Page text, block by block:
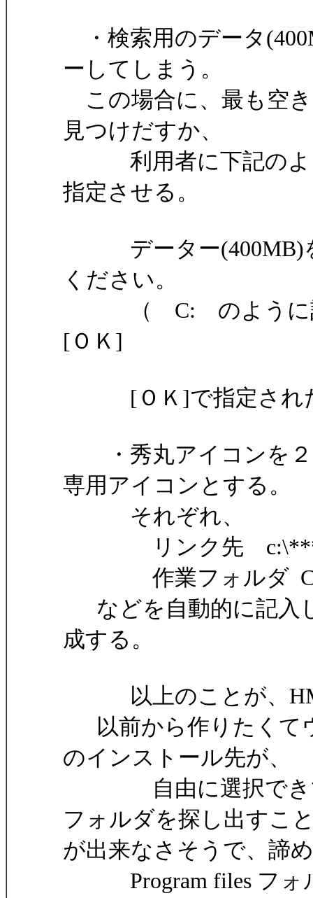
・検索用のデータ
ーしてしまう。
この場合に、最も空
見つけだすか、
利用者に下記のよう
指定させる。
データー(400MB)を
ください。
（ C: のように
[ＯＫ]
[ＯＫ]で指定された
・秀丸アイコンを２
専用アイコンとする。
それぞれ、
リンク先
作業フォルダ
などを自動的に記入
成する。
以上のことが、
以前から作りたくて
のインストール先が、
自由に選択できて
フォルダを探し出すこ
が出来なさそうで、諦
Program files フォル